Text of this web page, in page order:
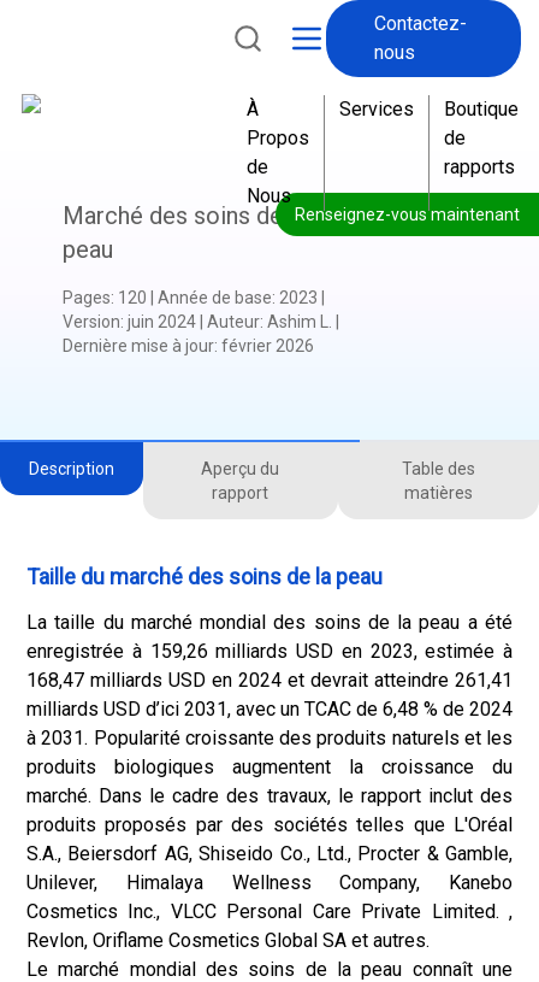
Contactez-
nous
À
Propos
de
Nous
Services
Boutique
de
rapports
Renseignez-vous maintenant
Marché des soins de la
peau
Pages: 120 Année de base: 2023
Version: juin 2024| Auteur: Ashim L.
Dernière mise à jour: février 2026
Description
Aperçu du
rapport
Table des
matières
Taille du marché des soins de la peau
La taille du marché mondial des soins de la peau a été
enregistrée à 159,26 milliards USD en 2023, estimée à
168,47 milliards USD en 2024 et devrait atteindre 261,41
milliards USD d’ici 2031, avec un TCAC de 6,48 % de 2024
à 2031. Popularité croissante des produits naturels et les
produits biologiques augmentent la croissance du
marché. Dans le cadre des travaux, le rapport inclut des
produits proposés par des sociétés telles que L'Oréal
S.A., Beiersdorf AG, Shiseido Co., Ltd., Procter & Gamble,
Unilever, Himalaya Wellness Company, Kanebo
Cosmetics Inc., VLCC Personal Care Private Limited. ,
Revlon, Oriflame Cosmetics Global SA et autres.
Le marché mondial des soins de la peau connaît une